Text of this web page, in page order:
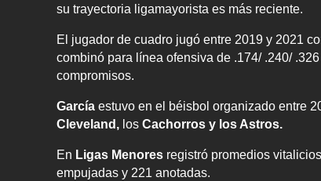
su trayectoria ligamayorista es más reciente.
El jugador de cuadro jugó entre 2019 y 2021
combinó para línea ofensiva de .174/ .240/
compromisos.
García estuvo en el béisbol organizado entre
Cleveland, los Cachorros y los Astros.
En Ligas Menores registró promedios
empujadas y 221 anotadas.